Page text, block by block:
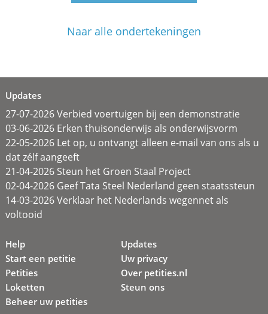
Naar alle ondertekeningen
Updates
27-07-2026 Verbied voertuigen bij een demonstratie
03-06-2026 Erken thuisonderwijs als onderwijsvorm
22-05-2026 Let op, u ontvangt alleen e-mail van ons als u
dat zélf aangeeft
21-04-2026 Steun het Groen Staal Project
02-04-2026 Geef Tata Steel Nederland geen staatssteun
14-03-2026 Verklaar het Nederlands wegennet als
voltooid
Help
Start een petitie
Petities
Loketten
Beheer uw petities
Updates
Uw privacy
Over petities.nl
Steun ons